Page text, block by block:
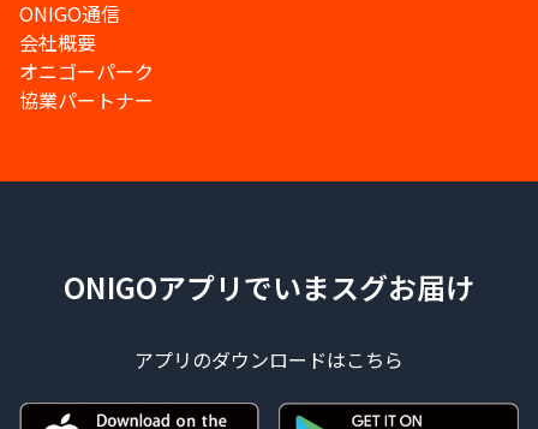
ONIGO通信
会社概要
オニゴーパーク
協業パートナー
ONIGOアプリでいまスグお届け
アプリのダウンロードはこちら